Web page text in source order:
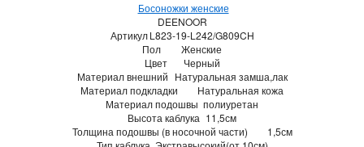
Босоножки женские
DEENOOR
Артикул L823-19-L242/G809CH
Пол
Женские
Цвет
Черный
Материал внешний Натуральная замша,лак
Материал подкладки
Натуральная кожа
Материал подошвы полиуретан
Высота каблука 11,5см
Толщина подошвы (в носочной части)
1,5см